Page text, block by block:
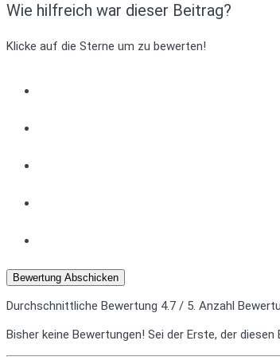
Wie hilfreich war dieser Beitrag?
Klicke auf die Sterne um zu bewerten!
Bewertung Abschicken
Durchschnittliche Bewertung 4.7 / 5. Anzahl
Bisher keine Bewertungen! Sei der Erste, der